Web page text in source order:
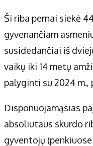
Ši riba pernai siekė
gyvenančiam
susidedančiai iš
vaikų iki 14 metų
palyginti su 2024 m.,
Disponuojamąsias
absoliutaus skurdo
gyventojų